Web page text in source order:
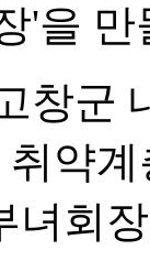
'을 만
창군
약
녀회